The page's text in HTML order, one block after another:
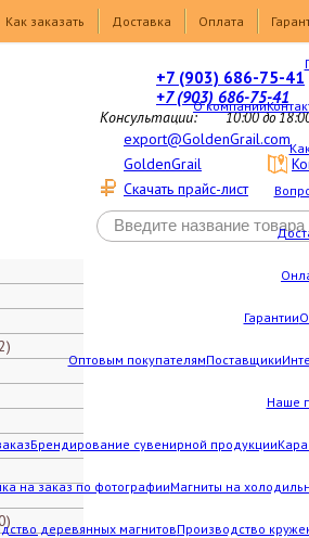
Как заказать Доставка Оплата
О компании
Гарантии
Оптовым покупателямПоставщики
Наше
Брендирование сувенирной продукции
на заказ по фотографииМагниты на
деревянных магнитовПроизводство
+7 (903) 686-75-41
+7 (903) 686-75-41
Консультации: 10:00 до
export@GoldenGrail.com
GoldenGrail
Скачать прайс-лист